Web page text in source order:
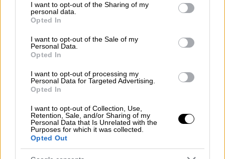
not limited to your visit or usage behaviour. You may click to
grant or deny consent to Google and its third-party tags to
use your data for below specified purposes in below Google
consent section.
I want to opt-out of the Sharing of my
personal data.
Opted In
I want to opt-out of the Sale of my
Personal Data.
Opted In
I want to opt-out of processing my
Personal Data for Targeted Advertising.
Opted In
I want to opt-out of Collection, Use,
Retention, Sale, and/or Sharing of my
Personal Data that Is Unrelated with the
Purposes for which it was collected.
Opted Out
από ένα κομμάτι χαρτί Α4 παρήγαγαν αρκετή
ενέργεια για το άναμμα οικιακών λαμπτήρων
LED και μικρών ηλεκτρονικών συσκευών,
όπως αριθμομηχανές, διαπίστωσαν οι
ερευνητές. Άναψαν με επιτυχία μια λάμπα με
το πρωτότυπο όταν ένας ενήλικας
άνθρωπος περπατούσε πάνω του, σύμφωνα
περιοδικό Matter.
«Φανταστείτε να φτιάξετε ένα δάπεδο με
τέτοιου είδους συσκευές, την ποσότητα